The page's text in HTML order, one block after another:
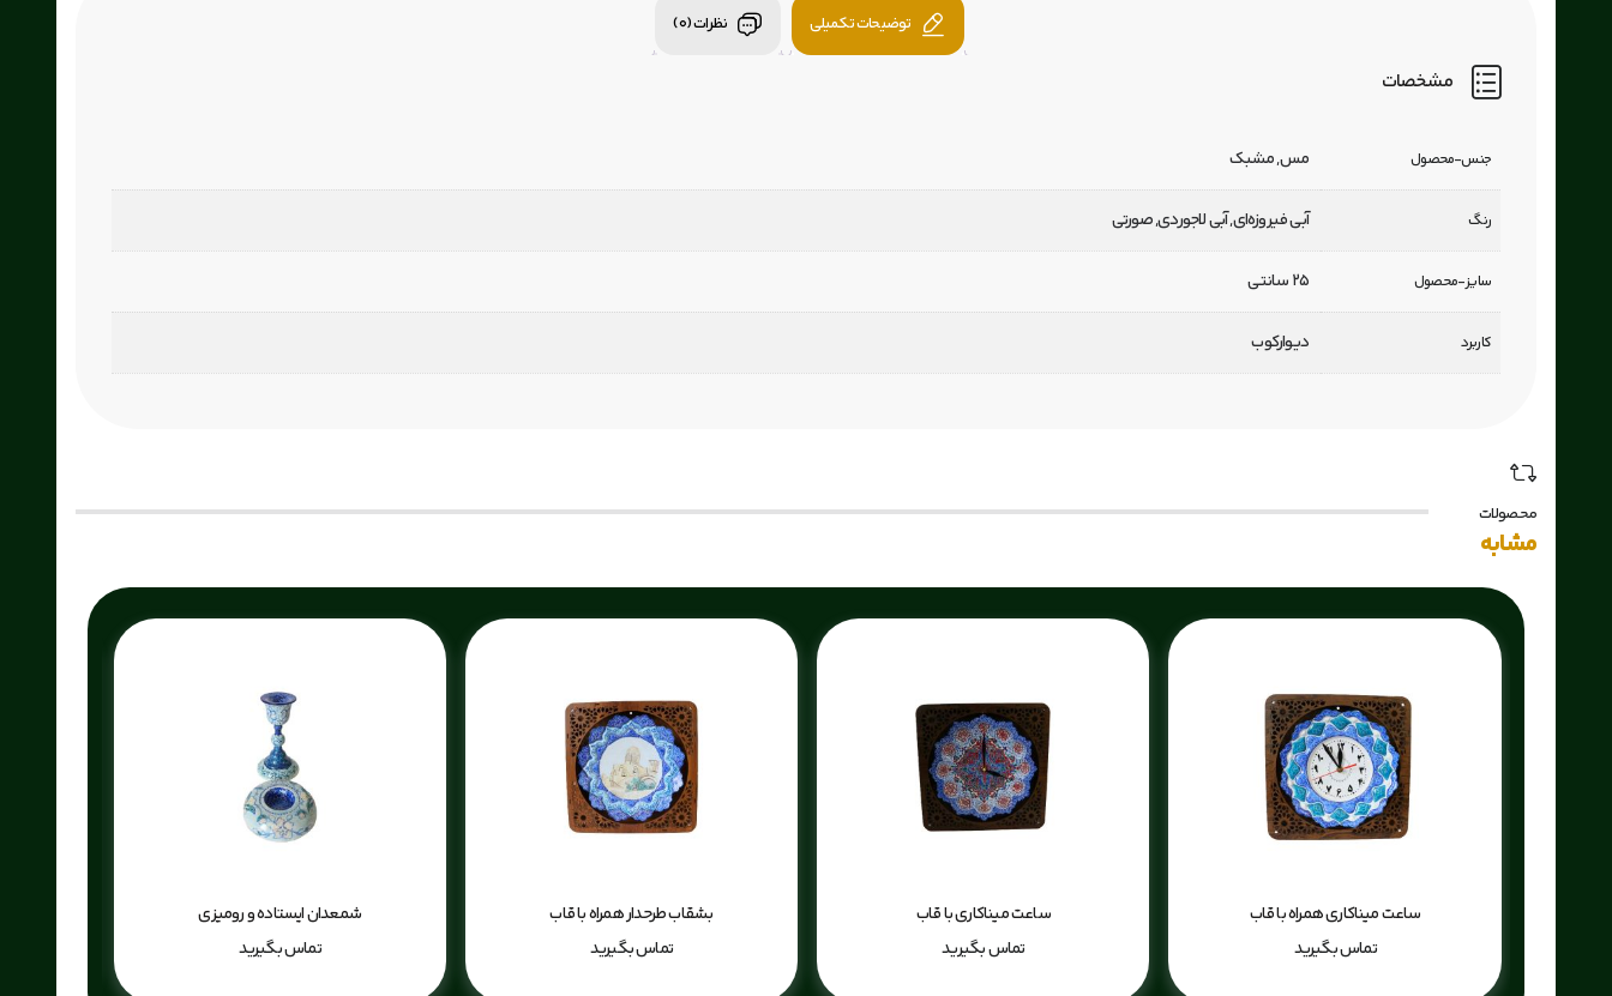
توضیحات تکمیلی نظرات (0)
مشخصات
جنس-محصول مس, مشبک
رنگ آبی فیروزه‌ای, آبی لاجوردی, صورتی
سایز-محصول 25 سانتی
کاربرد دیوارکوب
محصولات
مشابه
ساعت میناکاری همراه با قاب
تماس بگیرید
ساعت میناکاری با قاب
تماس بگیرید
بشقاب طرحدار همراه با قاب
تماس بگیرید
شمعدان ایستاده و رومیزی
تماس بگیرید